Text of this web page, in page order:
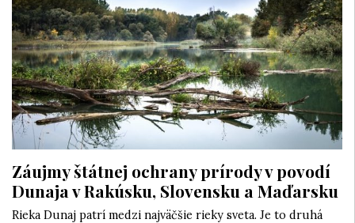
Záujmy štátnej ochrany prírody v povodí
Dunaja v Rakúsku, Slovensku a Maďarsku
Rieka Dunaj patrí medzi najväčšie rieky sveta. Je to druhá